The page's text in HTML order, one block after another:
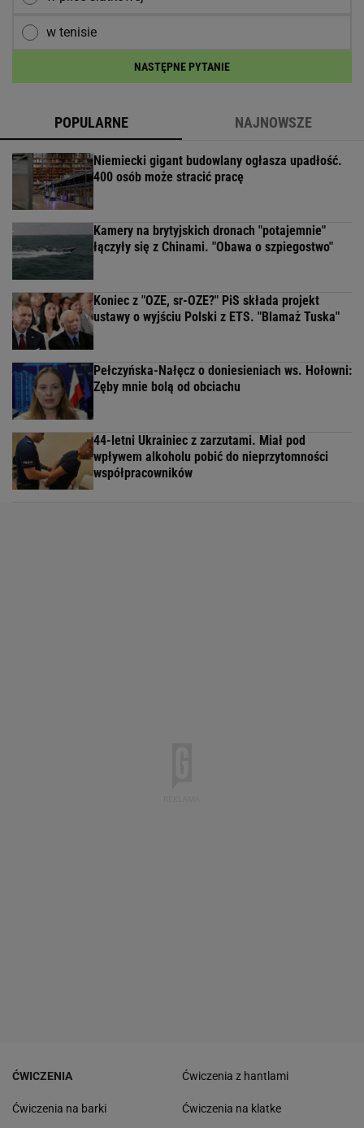
w tenisie
NASTĘPNE PYTANIE
POPULARNE NAJNOWSZE
Niemiecki gigant budowlany ogłasza upadłość.
400 osób może stracić pracę
Kamery na brytyjskich dronach "potajemnie"
łączyły się z Chinami. "Obawa o szpiegostwo"
Koniec z "OZE, sr-OZE?" PiS składa projekt
ustawy o wyjściu Polski z ETS. "Blamaż Tuska"
Pełczyńska-Nałęcz o doniesieniach ws. Hołowni:
Zęby mnie bolą od obciachu
44-letni Ukrainiec z zarzutami. Miał pod
wpływem alkoholu pobić do nieprzytomności
współpracowników
ĆWICZENIA
Ćwiczenia na barki
Ćwiczenia z hantlami
Ćwiczenia na klatke